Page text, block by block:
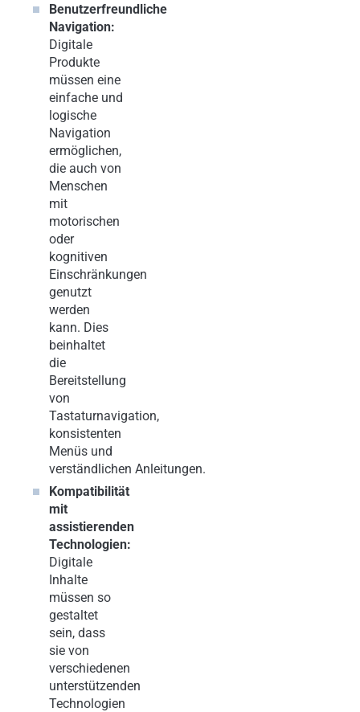
Benutzerfreundliche
Navigation:
Digitale
Produkte
müssen eine
einfache und
logische
Navigation
ermöglichen,
die auch von
Menschen
mit
motorischen
oder
kognitiven
Einschränkungen
genutzt
werden
kann. Dies
beinhaltet
die
Bereitstellung
von
Tastaturnavigation,
konsistenten
Menüs und
verständlichen Anleitungen.
Kompatibilität
mit
assistierenden
Technologien:
Digitale
Inhalte
müssen so
gestaltet
sein, dass
sie von
verschiedenen
unterstützenden
Technologien